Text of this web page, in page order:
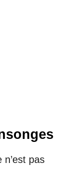
pas